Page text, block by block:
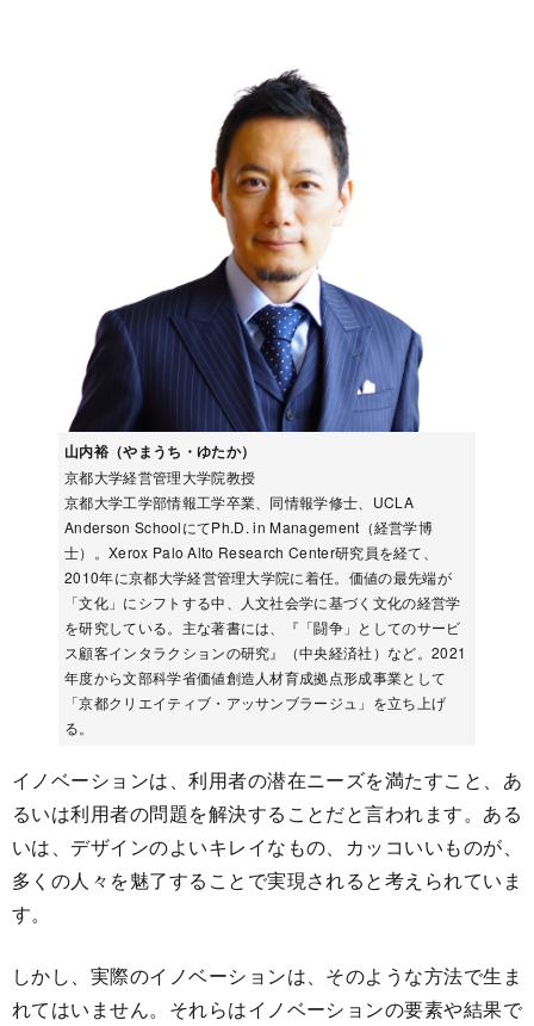
山内裕（やまうち・ゆたか）
京都大学経営管理大学院教授
京都大学工学部情報工学卒業、同情報学修士、UCLA
Anderson SchoolにてPh.D. in Management（経営学博
士）。Xerox Palo Alto Research Center研究員を経て、
2010年に京都大学経営管理大学院に着任。価値の最先端が
「文化」にシフトする中、人文社会学に基づく文化の経営学
を研究している。主な著書には、『「闘争」としてのサービ
ス顧客インタラクションの研究』（中央経済社）など。2021
年度から文部科学省価値創造人材育成拠点形成事業として
「京都クリエイティブ・アッサンブラージュ」を立ち上げ
る。
イノベーションは、利用者の潜在ニーズを満たすこと、あ
るいは利用者の問題を解決することだと言われます。ある
いは、デザインのよいキレイなもの、カッコいいものが、
多くの人々を魅了することで実現されると考えられていま
す。
しかし、実際のイノベーションは、そのような方法で生ま
れてはいません。それらはイノベーションの要素や結果で